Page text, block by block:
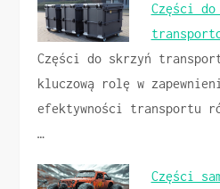
Części
Części do skrzyń
kluczową rolę w
efektywności transportu
…
Części